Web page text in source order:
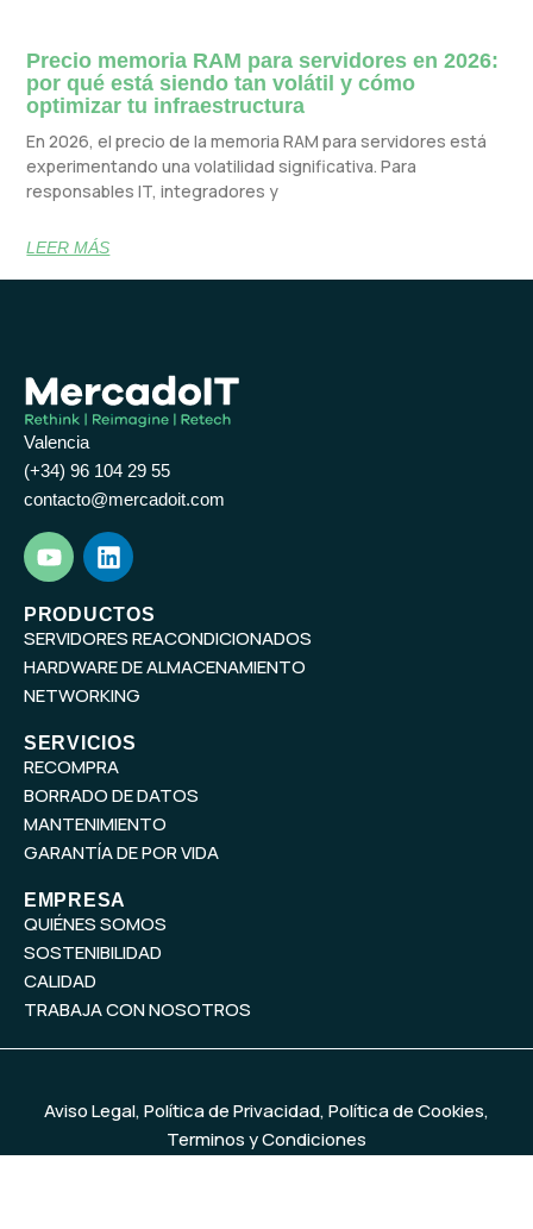
Precio memoria RAM para servidores en 2026:
por qué está siendo tan volátil y cómo
optimizar tu infraestructura
En 2026, el precio de la memoria RAM para servidores está
experimentando una volatilidad significativa. Para
responsables IT, integradores y
LEER MÁS
Valencia
(+34) 96 104 29 55
contacto@mercadoit.com
Y
o
u
t
u
b
e
L
i
n
k
e
d
i
PRODUCTOS
SERVIDORES REACONDICIONADOS
HARDWARE DE ALMACENAMIENTO
NETWORKING
SERVICIOS
RECOMPRA
BORRADO DE DATOS
MANTENIMIENTO
GARANTÍA DE POR VIDA
EMPRESA
QUIÉNES SOMOS
SOSTENIBILIDAD
CALIDAD
TRABAJA CON NOSOTROS
Aviso Legal,Política de Privacidad,Política de Cookies,
Terminos y Condiciones